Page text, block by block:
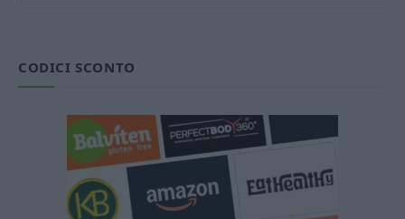
CODICI SCONTO